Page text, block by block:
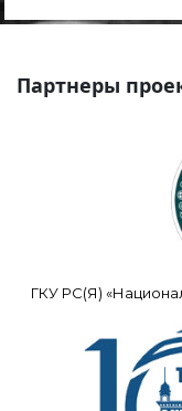
Партнеры
ГКУ РС(Я)